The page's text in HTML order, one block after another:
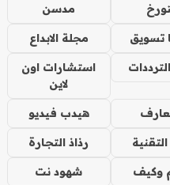
مدسن
تسويق مجلة الابداع
استشارات اون
لاين
هيدب فيديو
رذاذ التجارة
وكيف شهود نت